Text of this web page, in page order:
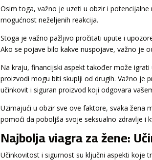
Osim toga, važno je uzeti u obzir i
mogućnost neželjenih reakcija.
Stoga je važno pažljivo pročitati upute i
Ako se pojave bilo kakve nuspojave, važno je
Na kraju, financijski aspekt također može
proizvodi mogu biti skuplji od drugih. Važno je
učinkovit i siguran proizvod koji odgovara
Uzimajući u obzir sve ove faktore, svaka žena
pomoći da poboljša svoje seksualno zdravlje i
Najbolja viagra za žene:
Učinkovitost i sigurnost su ključni aspekti koje